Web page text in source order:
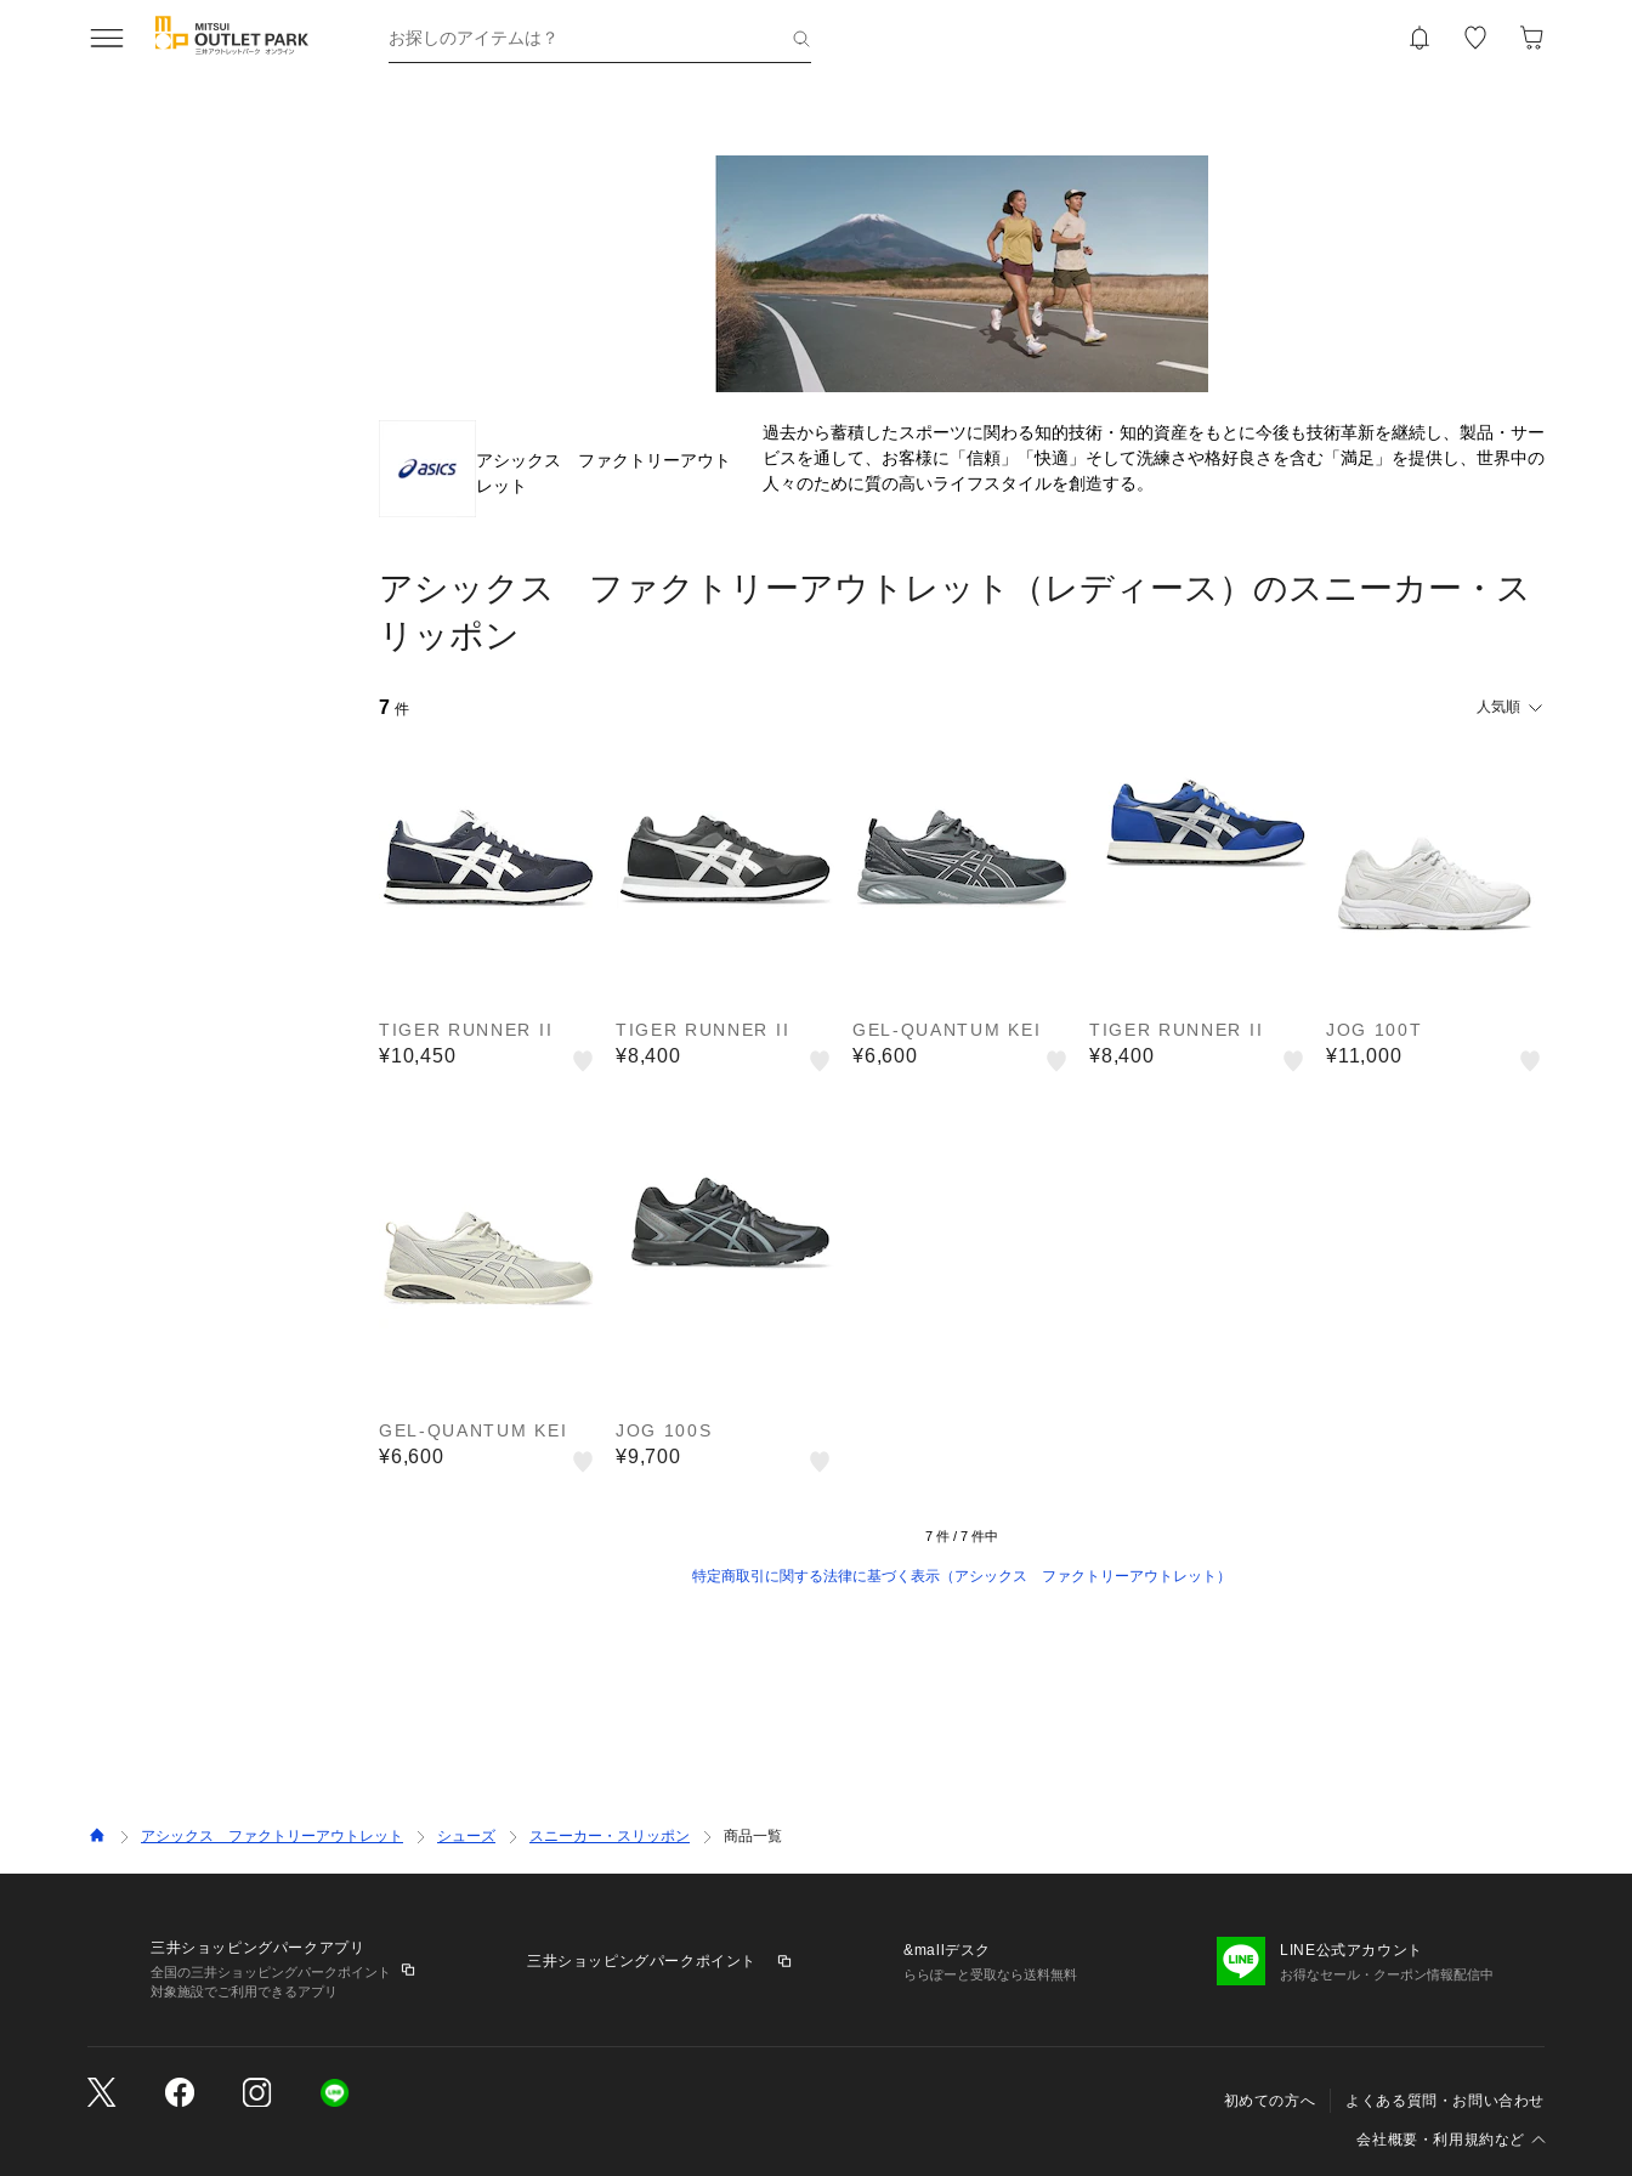
お探しのアイテムは？
アシックス ファクトリーアウト
レット
過去から蓄積したスポーツに関わる知的技術・知的資産をもとに今後も技術革新を継続し、製品・サー
ビスを通して、お客様に「信頼」「快適」そして洗練さや格好良さを含む「満足」を提供し、世界中の
人々のために質の高いライフスタイルを創造する。
アシックス ファクトリーアウトレット（レディース）のスニーカー・ス
リッポン
7 件 人気順
TIGER RUNNER II
¥10,450
TIGER RUNNER II
¥8,400
GEL-QUANTUM KEI
¥6,600
TIGER RUNNER II
¥8,400
JOG 100T
¥11,000
GEL-QUANTUM KEI
¥6,600
JOG 100S
¥9,700
7 件 / 7 件中
特定商取引に関する法律に基づく表示（アシックス ファクトリーアウトレット）
アシックス ファクトリーアウトレット シューズ スニーカー・スリッポン 商品一覧
三井ショッピングパークアプリ
全国の三井ショッピングパークポイント
対象施設でご利用できるアプリ
三井ショッピングパークポイント
&mallデスク
ららぽーと受取なら送料無料
LINE公式アカウント
お得なセール・クーポン情報配信中
初めての方へ よくある質問・お問い合わせ
会社概要・利用規約など